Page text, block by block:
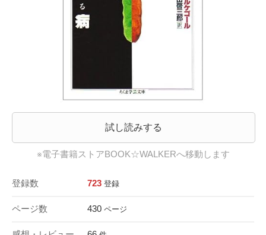
試し読みする
※電子書籍ストアBOOK☆WALKERへ移動します
登録数 723 登録
ページ数 430 ページ